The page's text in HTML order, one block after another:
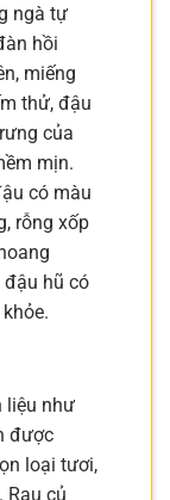
ngà tự
hồi
miếng
thử, đậu
của
mịn.
có màu
rỗng xốp
đậu hũ có
liệu như
được
loại tươi,
Rau củ